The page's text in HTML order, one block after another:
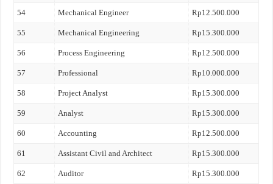
54 Mechanical Engineer Rp12.500.000
55 Mechanical Engineering Rp15.300.000
56 Process Engineering Rp12.500.000
57 Professional Rp10.000.000
58 Project Analyst Rp15.300.000
59 Analyst Rp15.300.000
60 Accounting Rp12.500.000
61 Assistant Civil and Architect Rp15.300.000
62 Auditor Rp15.300.000